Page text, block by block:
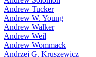
Andrew Tucker
Andrew W. Young
Andrew Walker
Andrew Weil
Andrew Wommack
Andrzej G. Kruszewicz